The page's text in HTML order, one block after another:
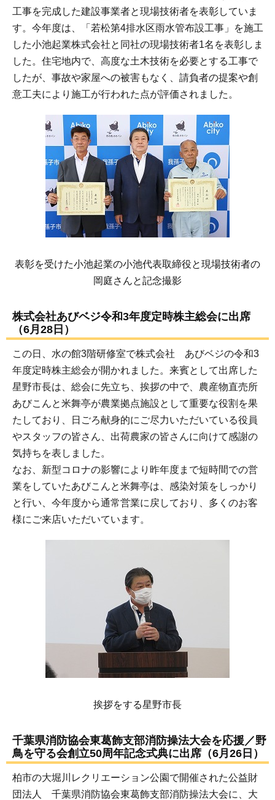
工事を完成した建設事業者と現場技術者を表彰していま
す。今年度は、「若松第4排水区雨水管布設工事」を施工
した小池起業株式会社と同社の現場技術者1名を表彰しま
した。住宅地内で、高度な土木技術を必要とする工事で
したが、事故や家屋への被害もなく、請負者の提案や創
意工夫により施工が行われた点が評価されました。
表彰を受けた小池起業の小池代表取締役と現場技術者の
岡庭さんと記念撮影
株式会社あびベジ令和3年度定時株主総会に出席
（6月28日）
この日、水の館3階研修室で株式会社 あびベジの令和3
年度定時株主総会が開かれました。来賓として出席した
星野市長は、総会に先立ち、挨拶の中で、農産物直売所
あびこんと米舞亭が農業拠点施設として重要な役割を果
たしており、日ごろ献身的にご尽力いただいている役員
やスタッフの皆さん、出荷農家の皆さんに向けて感謝の
気持ちを表しました。
なお、新型コロナの影響により昨年度まで短時間での営
業をしていたあびこんと米舞亭は、感染対策をしっかり
と行い、今年度から通常営業に戻しており、多くのお客
様にご来店いただいています。
挨拶をする星野市長
千葉県消防協会東葛飾支部消防操法大会を応援／野
鳥を守る会創立50周年記念式典に出席（6月26日）
柏市の大堀川レクリエーション公園で開催された公益財
団法人 千葉県消防協会東葛飾支部消防操法大会に、大